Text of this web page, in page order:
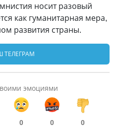
носит разовый
как гуманитарная мера,
развития страны.
ТЕЛЕГРАМ
эмоциями
0 0 0